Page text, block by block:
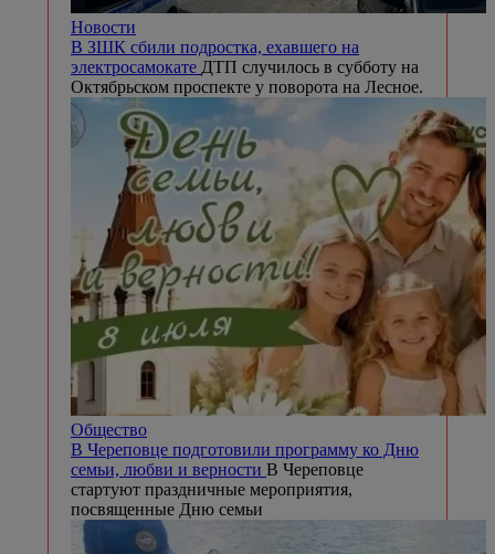
Новости
В ЗШК сбили подростка, ехавшего на
электросамокате ДТП случилось в субботу на
Октябрьском проспекте у поворота на Лесное.
Общество
В Череповце подготовили программу ко Дню
семьи, любви и верности В Череповце
стартуют праздничные мероприятия,
посвященные Дню семьи